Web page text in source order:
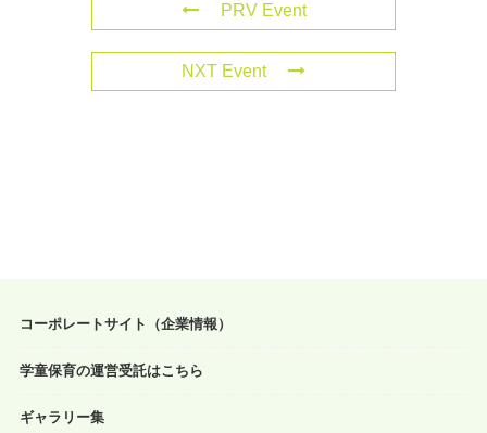
PRV Event
NXT Event
コーポレートサイト（企業情報）
学童保育の運営受託はこちら
ギャラリー集